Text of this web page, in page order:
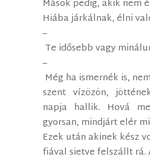
Mások pedig, akik nem
Hiába járkálnak, élni
–
Te idősebb vagy
–
Még ha ismernék is,
szent vízözön,
napja hallik. Hová
gyorsan, mindjárt elér
Ezek után akinek kész
fiával sietve felszállt rá.